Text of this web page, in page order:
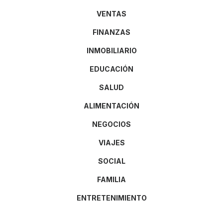
VENTAS
FINANZAS
INMOBILIARIO
EDUCACIÓN
SALUD
ALIMENTACIÓN
NEGOCIOS
VIAJES
SOCIAL
FAMILIA
ENTRETENIMIENTO